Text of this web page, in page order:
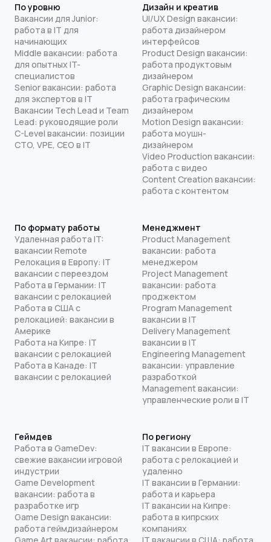
По уровню
Вакансии для Junior:
работа в IT для
начинающих
Middle вакансии: работа
для опытных IT-
специалистов
Senior вакансии: работа
для экспертов в IT
Вакансии Tech Lead и Team
Lead: руководящие роли
C-Level вакансии: позиции
CTO, VPE, CEO в IT
Дизайн и креатив
UI/UX Design вакансии:
работа дизайнером
интерфейсов
Product Design вакансии:
работа продуктовым
дизайнером
Graphic Design вакансии:
работа графическим
дизайнером
Motion Design вакансии:
работа моушн-
дизайнером
Video Production вакансии:
работа с видео
Content Creation вакансии:
работа с контентом
По формату работы
Удаленная работа IT:
вакансии Remote
Релокация в Европу: IT
вакансии с переездом
Работа в Германии: IT
вакансии с релокацией
Работа в США с
релокацией: вакансии в
Америке
Работа на Кипре: IT
вакансии с релокацией
Работа в Канаде: IT
вакансии с релокацией
Менеджмент
Product Management
вакансии: работа
менеджером
Project Management
вакансии: работа
проджектом
Program Management
вакансии в IT
Delivery Management
вакансии в IT
Engineering Management
вакансии: управление
разработкой
Management вакансии:
управленческие роли в IT
Геймдев
Работа в GameDev:
свежие вакансии игровой
индустрии
Game Development
вакансии: работа в
разработке игр
Game Design вакансии:
работа геймдизайнером
По региону
IT вакансии в Европе:
работа с релокацией и
удаленно
IT вакансии в Германии:
работа и карьера
IT вакансии на Кипре:
работа в кипрских
компаниях